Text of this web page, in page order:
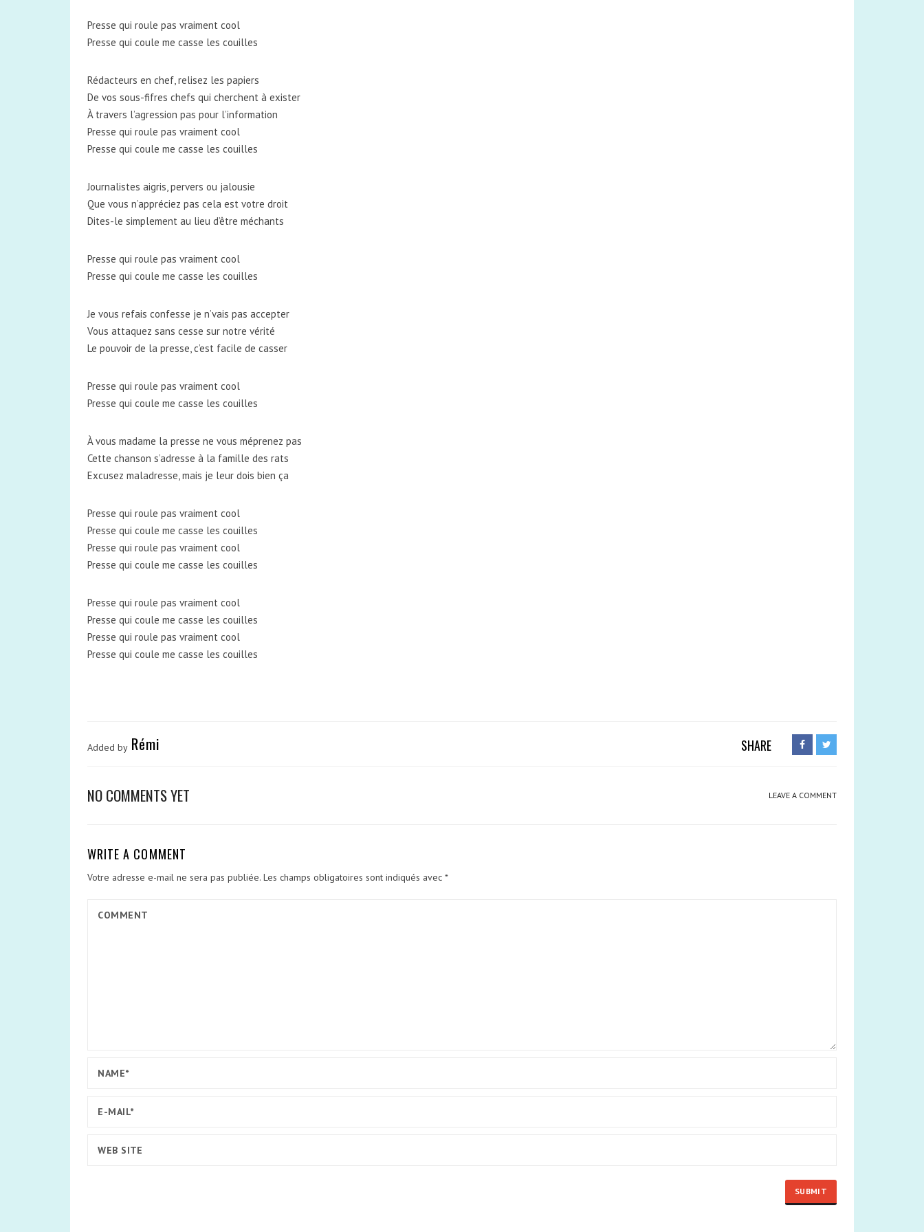
Presse qui roule pas vraiment cool
Presse qui coule me casse les couilles
Rédacteurs en chef, relisez les papiers
De vos sous-fifres chefs qui cherchent à exister
À travers l’agression pas pour l’information
Presse qui roule pas vraiment cool
Presse qui coule me casse les couilles
Journalistes aigris, pervers ou jalousie
Que vous n’appréciez pas cela est votre droit
Dites-le simplement au lieu d’être méchants
Presse qui roule pas vraiment cool
Presse qui coule me casse les couilles
Je vous refais confesse je n’vais pas accepter
Vous attaquez sans cesse sur notre vérité
Le pouvoir de la presse, c’est facile de casser
Presse qui roule pas vraiment cool
Presse qui coule me casse les couilles
À vous madame la presse ne vous méprenez pas
Cette chanson s’adresse à la famille des rats
Excusez maladresse, mais je leur dois bien ça
Presse qui roule pas vraiment cool
Presse qui coule me casse les couilles
Presse qui roule pas vraiment cool
Presse qui coule me casse les couilles
Presse qui roule pas vraiment cool
Presse qui coule me casse les couilles
Presse qui roule pas vraiment cool
Presse qui coule me casse les couilles
Added by Rémi SHARE
NO COMMENTS YET LEAVE A COMMENT
WRITE A COMMENT
Votre adresse e-mail ne sera pas publiée. Les champs obligatoires sont indiqués avec *